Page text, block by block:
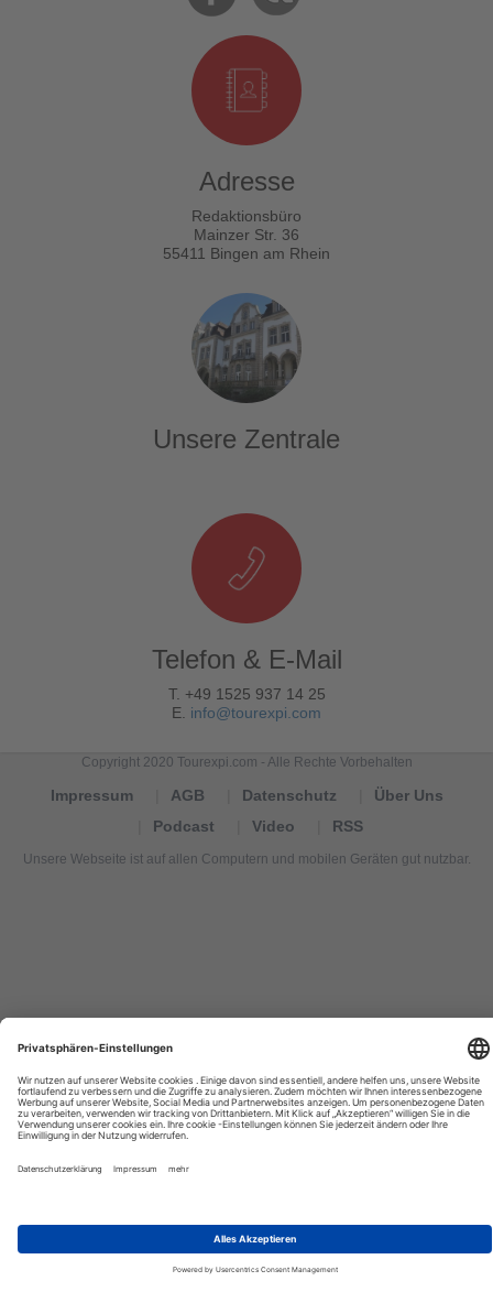
Adresse
Redaktionsbüro
Mainzer Str. 36
55411 Bingen am Rhein
Unsere Zentrale
Telefon & E-Mail
T. +49 1525 937 14 25
E. info@tourexpi.com
Copyright 2020 Tourexpi.com - Alle Rechte Vorbehalten
Impressum AGB Datenschutz
Über Uns
Podcast
Video RSS
Unsere Webseite ist auf allen Computern und mobilen Geräten gut nutzbar.
turismo,
Tourismus
Nachrichten,
новости
туризма,
travel
international
tourism